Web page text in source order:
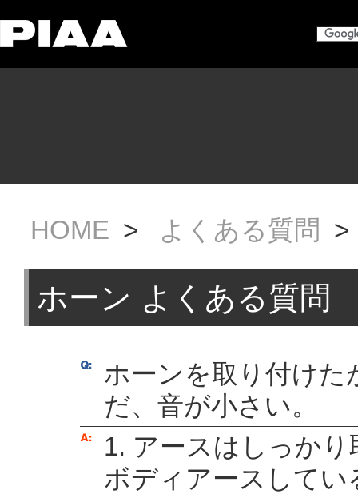
HOME > よくある質問 >
ホーン よくある質問
ホーンを取り付けた
だ、音が小さい。
1. アースはしっか
ボディアースしてい